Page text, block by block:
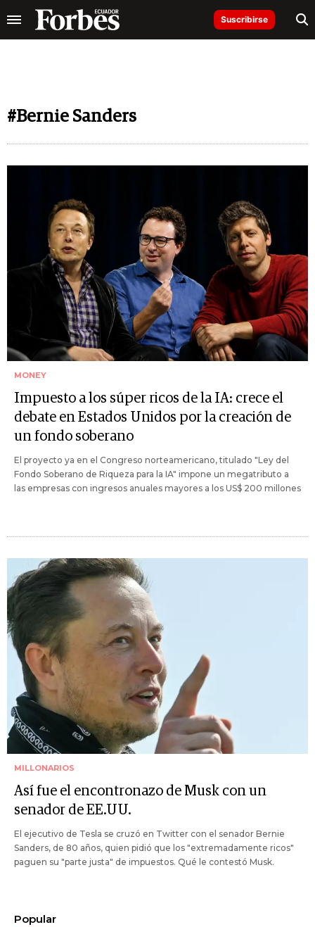
Suscribirse
#Bernie Sanders
MONEY
Impuesto a los súper ricos de la IA: crece el
debate en Estados Unidos por la creación de
un fondo soberano
El proyecto ya en el Congreso norteamericano, titulado "Ley del
Fondo Soberano de Riqueza para la IA" impone un megatributo a
las empresas con ingresos anuales mayores a los US$ 200 millones
MILLONARIOS
Así fue el encontronazo de Musk con un
senador de EE.UU.
El ejecutivo de Tesla se cruzó en Twitter con el senador Bernie
Sanders, de 80 años, quien pidió que los "extremadamente ricos"
paguen su "parte justa" de impuestos. Qué le contestó Musk.
Popular